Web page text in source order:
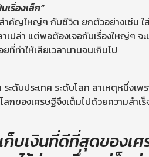
เรื่องเล็ก”
คัญใหญ่ๆ กับชีวิต ยกตัวอย่างเช่น ใ
ปล่า แต่พอต้องเจอกับเรื่องใหญ่ๆ จ
ยที่ทำให้เสียเวลานานจนเกินไป
บประเทศ ระดับโลก สาเหตุหนึ่งเ
ของเศรษฐีจึงเต็มไปด้วยความสำเ
บเงินที่ดีที่สุดของเ